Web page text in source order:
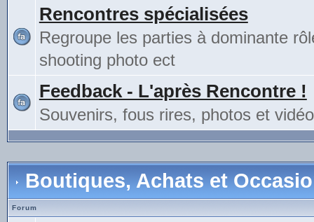
Rencontres spécialisées
Regroupe les parties à dominante
shooting photo ect
Feedback - L'après Rencontre !
Souvenirs, fous rires, photos et
Boutiques, Achats et
Forum